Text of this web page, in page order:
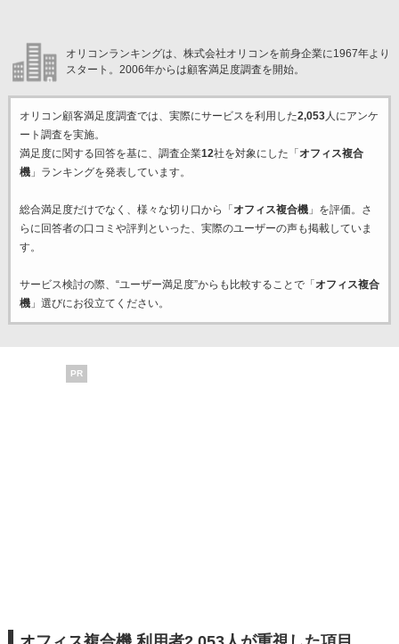
オリコンランキングは、株式会社オリコンを前身企業に1967年より
スタート。2006年からは顧客満足度調査を開始。
オリコン顧客満足度調査では、実際にサービスを利用した2,053人にアンケ
ート調査を実施。
満足度に関する回答を基に、調査企業12社を対象にした「 オフィス複合
機」ランキングを発表しています。
総合満足度だけでなく、様々な切り口から「 オフィス複合機」を評価。さ
らに回答者の口コミや評判といった、実際のユーザーの声も掲載していま
す。
サービス検討の際、“ユーザー満足度”からも比較することで「 オフィス複合
機」選びにお役立てください。
PR